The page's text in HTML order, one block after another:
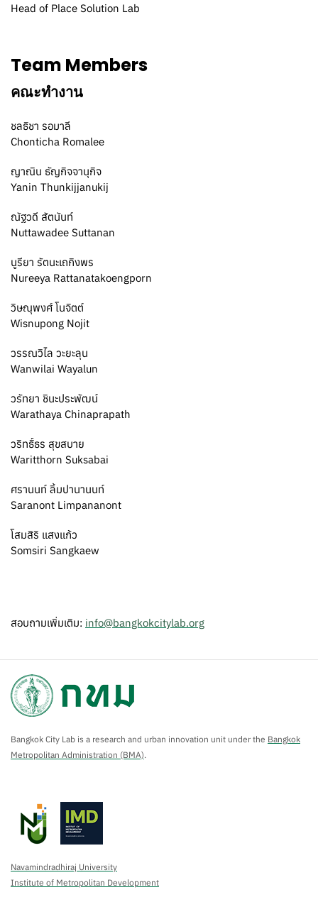
Head of Place Solution Lab
Team Members
คณะทำงาน
ชลธิชา รอมาลี
Chonticha Romalee
ญาณิน ธัญกิจจานุกิจ
Yanin Thunkijjanukij
ณัฐวดี สัตนันท์
Nuttawadee Suttanan
นูรียา รัตนะเถกิงพร
Nureeya Rattanatakoengporn
วิษณุพงศ์ โนจิตต์
Wisnupong Nojit
วรรณวิไล วะยะลุน
Wanwilai Wayalun
วรัทยา ชินะประพัฒน์
Warathaya Chinaprapath
วริทธิ์ธร สุขสบาย
Waritthorn Suksabai
ศรานนท์ ลิ้มปานานนท์
Saranont Limpananont
โสมสิริ แสงแก้ว
Somsiri Sangkaew
สอบถามเพิ่มเติม: info@bangkokcitylab.org
Navamindradhiraj University
Institute of Metropolitan Development
Bangkok City Lab is a research and urban innovation unit under the Bangkok
Metropolitan Administration (BMA).